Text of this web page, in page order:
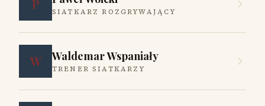
P SIATKARZ ROZGRYWAJĄCY
W Waldemar Wspaniały
TRENER SIATKARZY